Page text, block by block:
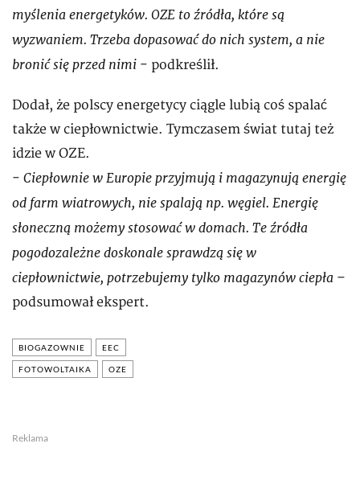
myślenia energetyków. OZE to źródła, które są
wyzwaniem. Trzeba dopasować do nich system, a nie
bronić się przed nimi - podkreślił.
Dodał, że polscy energetycy ciągle lubią coś spalać
także w ciepłownictwie. Tymczasem świat tutaj też
idzie w OZE.
- Ciepłownie w Europie przyjmują i magazynują energię
od farm wiatrowych, nie spalają np. węgiel. Energię
słoneczną możemy stosować w domach. Te źródła
pogodozależne doskonale sprawdzą się w
ciepłownictwie, potrzebujemy tylko magazynów ciepła –
podsumował ekspert.
BIOGAZOWNIE EEC
FOTOWOLTAIKA OZE
Reklama